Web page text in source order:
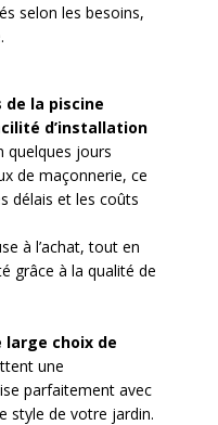
selon les besoins,
de la piscine
d’installation
quelques jours
de maçonnerie, ce
délais et les coûts
à l’achat, tout en
grâce à la qualité de
choix de
une
parfaitement avec
style de votre jardin.